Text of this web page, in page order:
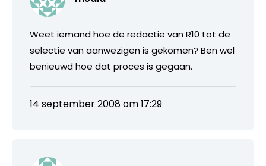
Weet iemand hoe de redactie van R10 tot de
selectie van aanwezigen is gekomen? Ben wel
benieuwd hoe dat proces is gegaan.
14 september 2008 om 17:29